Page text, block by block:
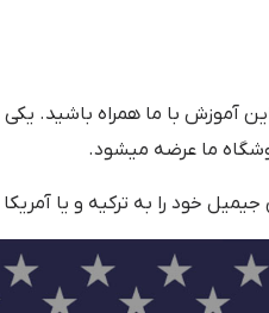
آموزش با ما همراه باشید.
ما عرضه میشود.
خود را به ترکیه و یا